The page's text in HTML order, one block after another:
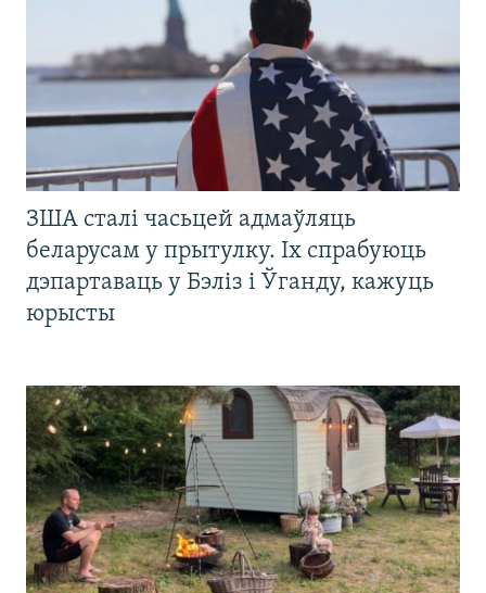
ЗША сталі часьцей адмаўляць
беларусам у прытулку. Іх спрабуюць
дэпартаваць у Бэліз і Ўганду, кажуць
юрысты